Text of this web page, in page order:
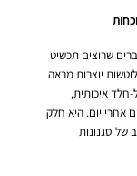
של גברים שרוצים תכשיט
יוצרות מראה
איכותית,
אחרי יום. היא חלק
של סגנונות